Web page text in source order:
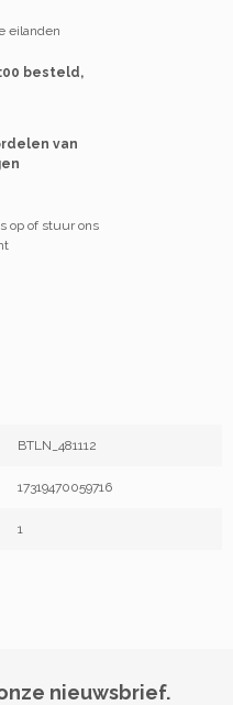
eilanden
besteld,
van
op of stuur ons
BTLN_481112
17319470059716
1
nieuwsbrief.